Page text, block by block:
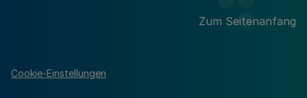
Zum Seitenanfang
Cookie-Einstellungen